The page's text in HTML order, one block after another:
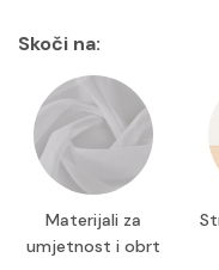
Skoči na:
Materijali za
umjetnost i obrt